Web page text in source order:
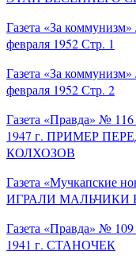
Газета «За
февраля 1952 Стр. 1
Газета «За
февраля 1952 Стр. 2
Газета «Правда» №
1947 г. ПРИМЕР
КОЛХОЗОВ
Газета «Мучкапские
ИГРАЛИ МАЛЬЧИКИ
Газета «Правда» №
1941 г. СТАНОЧЕК